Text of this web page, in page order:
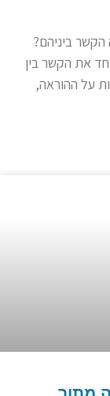
ביניהם?
את הקשר בין
ההוראה,